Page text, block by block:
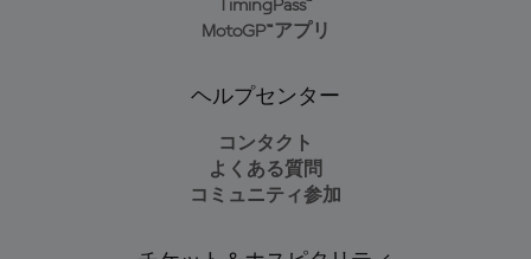
TimingPass™
MotoGP™アプリ
ヘルプセンター
コンタクト
よくある質問
コミュニティ参加